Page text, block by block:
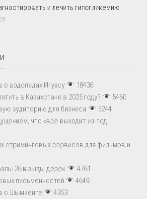
и лечить гипогликемию
о водопадах Игуасу
18436
в Казахстане в 2025 году?
5460
аудиторию для бизнеса
5244
что «всё выходит из-под
стриминговых сервисов для фильмов и
26 қызықты дерек
4761
письменностей
4649
о Шымкенте
4353